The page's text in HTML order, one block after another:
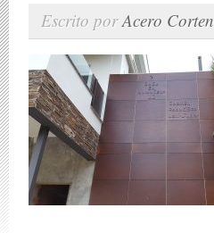
Escrito porAcero Corten